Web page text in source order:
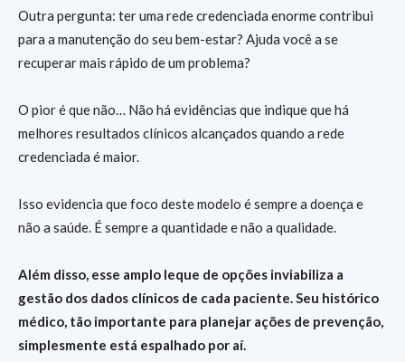
Outra pergunta: ter uma rede credenciada enorme contribui
para a manutenção do seu bem-estar? Ajuda você a se
recuperar mais rápido de um problema?
O pior é que não… Não há evidências que indique que há
melhores resultados clínicos alcançados quando a rede
credenciada é maior.
Isso evidencia que foco deste modelo é sempre a doença e
não a saúde. É sempre a quantidade e não a qualidade.
Além disso, esse amplo leque de opções inviabiliza a
gestão dos dados clínicos de cada paciente. Seu histórico
médico, tão importante para planejar ações de prevenção,
simplesmente está espalhado por aí.